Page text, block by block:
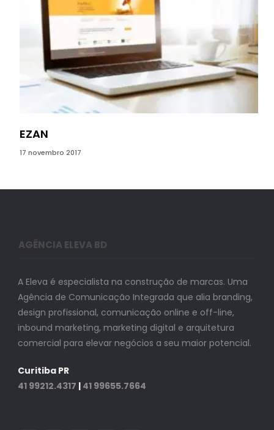
EZAN
17 novembro 2017
AGÊNCIA ELEVA BD
A Eleva é especialista na construção de marcas. Uma
Agência de Comunicação Integrada que alia branding,
design profissional, comunicação online e off-line,
inbound marketing, marketing digital e arquitetura
comercial para elevar negócios a seu maior potencial.
Curitiba PR
41 99212.4317 | 41 99655.7664